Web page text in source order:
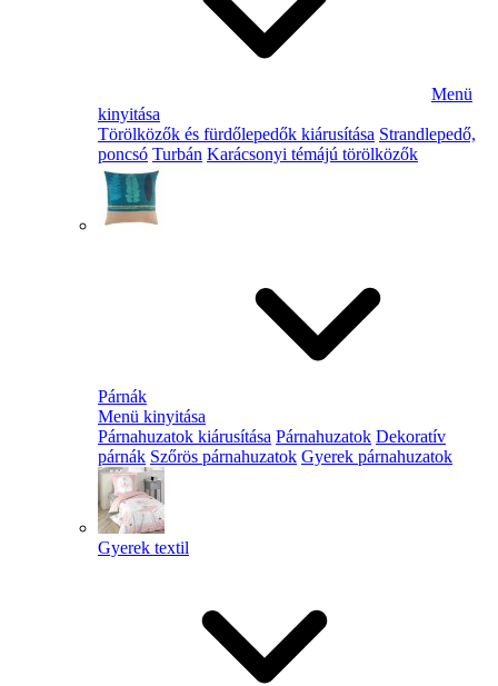
Menü
kinyitása
Törölközők és fürdőlepedők kiárusítása Strandlepedő,
poncsó Turbán Karácsonyi témájú törölközők
Párnák
Menü kinyitása
Párnahuzatok kiárusítása Párnahuzatok Dekoratív
párnák Szőrös párnahuzatok Gyerek párnahuzatok
Gyerek textil